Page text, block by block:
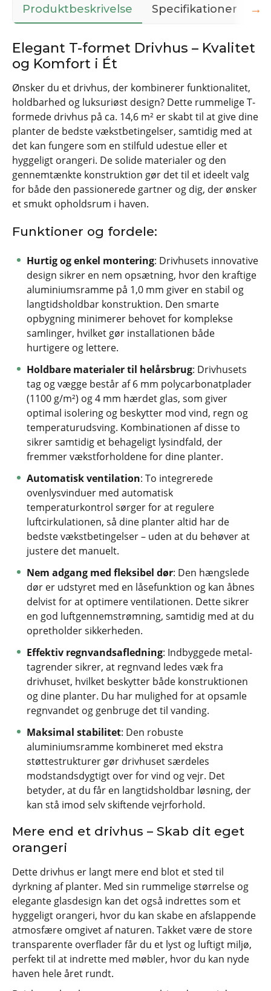
Produktbeskrivelse Specifikationer
Elegant T-formet Drivhus – Kvalitet
og Komfort i Ét
Ønsker du et drivhus, der kombinerer funktionalitet,
holdbarhed og luksuriøst design? Dette rummelige T-
formede drivhus på ca. 14,6 m² er skabt til at give dine
planter de bedste vækstbetingelser, samtidig med at
det kan fungere som en stilfuld udestue eller et
hyggeligt orangeri. De solide materialer og den
gennemtænkte konstruktion gør det til et ideelt valg
for både den passionerede gartner og dig, der ønsker
et smukt opholdsrum i haven.
Funktioner og fordele:
Hurtig og enkel montering: Drivhusets innovative
design sikrer en nem opsætning, hvor den kraftige
aluminiumsramme på 1,0 mm giver en stabil og
langtidsholdbar konstruktion. Den smarte
opbygning minimerer behovet for komplekse
samlinger, hvilket gør installationen både
hurtigere og lettere.
Holdbare materialer til helårsbrug: Drivhusets
tag og vægge består af 6 mm polycarbonatplader
(1100 g/m²) og 4 mm hærdet glas, som giver
optimal isolering og beskytter mod vind, regn og
temperaturudsving. Kombinationen af disse to
sikrer samtidig et behageligt lysindfald, der
fremmer vækstforholdene for dine planter.
Automatisk ventilation: To integrerede
ovenlysvinduer med automatisk
temperaturkontrol sørger for at regulere
luftcirkulationen, så dine planter altid har de
bedste vækstbetingelser – uden at du behøver at
justere det manuelt.
Nem adgang med fleksibel dør: Den hængslede
dør er udstyret med en låsefunktion og kan åbnes
delvist for at optimere ventilationen. Dette sikrer
en god luftgennemstrømning, samtidig med at du
opretholder sikkerheden.
Effektiv regnvandsafledning: Indbyggede metal-
tagrender sikrer, at regnvand ledes væk fra
drivhuset, hvilket beskytter både konstruktionen
og dine planter. Du har mulighed for at opsamle
regnvandet og genbruge det til vanding.
Maksimal stabilitet: Den robuste
aluminiumsramme kombineret med ekstra
støttestrukturer gør drivhuset særdeles
modstandsdygtigt over for vind og vejr. Det
betyder, at du får en langtidsholdbar løsning, der
kan stå imod selv skiftende vejrforhold.
Mere end et drivhus – Skab dit eget
orangeri
Dette drivhus er langt mere end blot et sted til
dyrkning af planter. Med sin rummelige størrelse og
elegante glasdesign kan det også indrettes som et
hyggeligt orangeri, hvor du kan skabe en afslappende
atmosfære omgivet af naturen. Takket være de store
transparente overflader får du et lyst og luftigt miljø,
perfekt til at indrette med møbler, hvor du kan nyde
haven hele året rundt.
→